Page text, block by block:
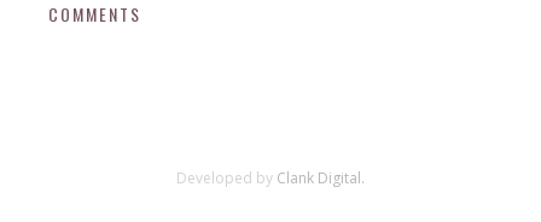
COMMENTS
Developed by Clank Digital.